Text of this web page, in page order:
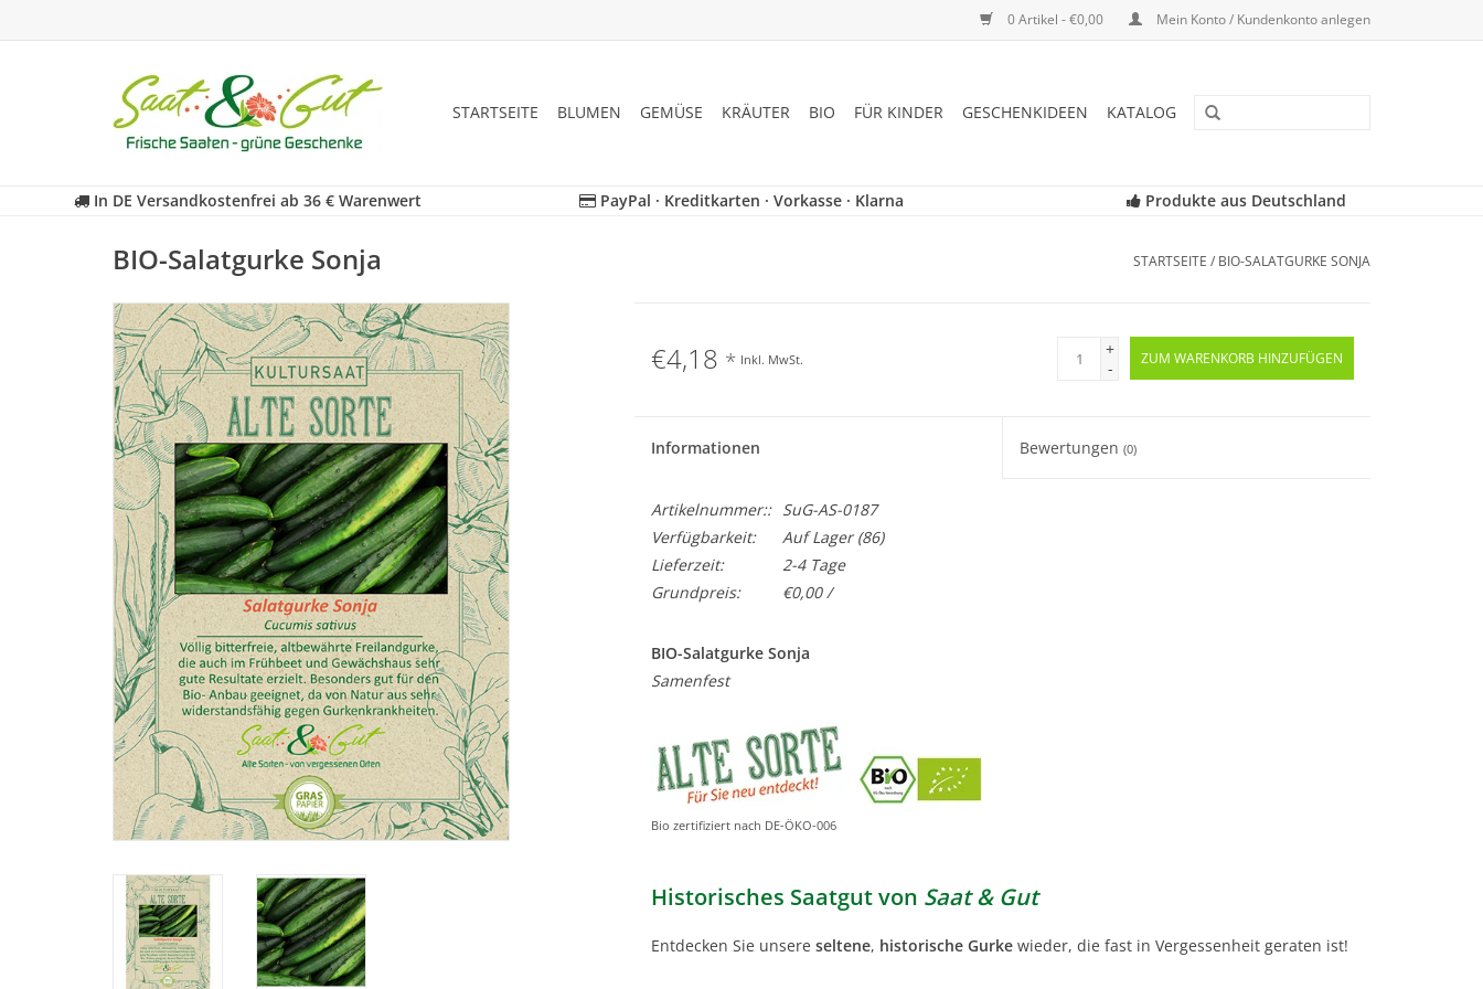
0 Artikel - €0,00 Mein Konto / Kundenkonto anlegen
STARTSEITE BLUMEN GEMÜSE KRÄUTER BIO FÜR KINDER GESCHENKIDEEN KATALOG
In DE Versandkostenfrei ab 36 € Warenwert PayPal · Kreditkarten · Vorkasse · Klarna Produkte aus Deutschland
BIO-Salatgurke Sonja STARTSEITE / BIO-SALATGURKE SONJA
€4,18 * Inkl. MwSt.
+
-
ZUM WARENKORB HINZUFÜGEN
Informationen Bewertungen(0)
Artikelnummer::
SuG-AS-0187
Verfügbarkeit:
Auf Lager(86)
Lieferzeit:
2-4 Tage
Grundpreis:
€0,00 /
BIO-Salatgurke Sonja
Samenfest
Bio zertifiziert nach DE-ÖKO-006
Historisches Saatgut von Saat & Gut
Entdecken Sie unsere seltene, historische Gurkewieder, die fast in Vergessenheit geraten ist!